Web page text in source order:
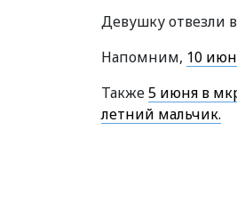
Девушку отвезли
Напомним, 10
Также5 июня в
летний мальчик.